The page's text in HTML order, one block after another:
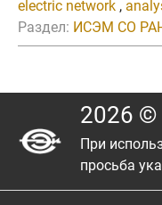
electric network ,
Раздел: ИСЭМ СО
2026
При
просьба